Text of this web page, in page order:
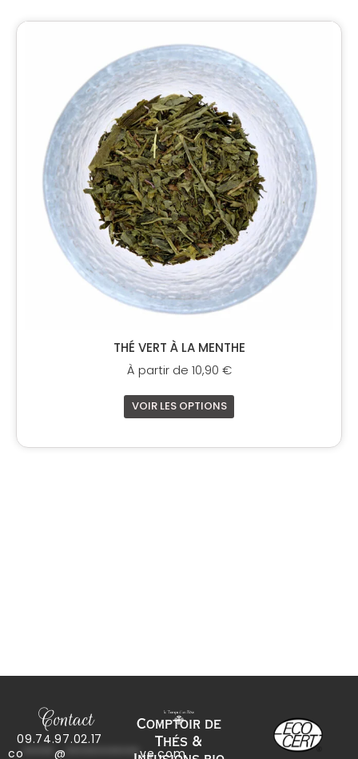
THÉ VERT À LA MENTHE
À partir de 10,90 €
VOIR LES OPTIONS
produit
a
plusieurs
variations.
Les
options
peuvent
être
choisies
sur
la
page
du
produit
Contact
09.74.97.02.17
co
@ ************ve.com
Comptoir de
Thés &